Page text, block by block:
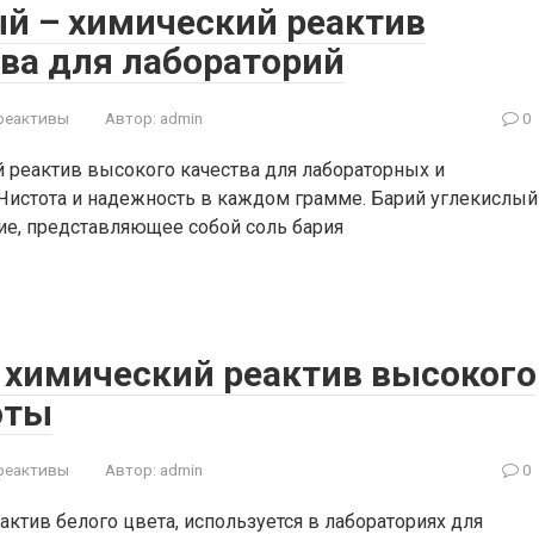
– химический реактив
для лабораторий
Автор: admin 0
высокого качества для лабораторных и
и надежность в каждом грамме. Барий углекислый
представляющее собой соль бария
реактив высокого
Автор: admin 0
белого цвета, используется в лабораториях для